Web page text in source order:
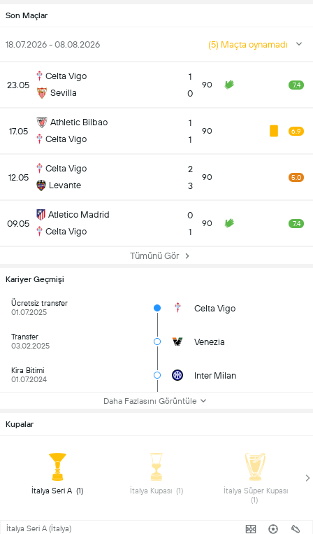
Son Maçlar
18.07.2026 - 08.08.2026 (5) Maçta oynamadı
23.05
Celta Vigo
Sevilla
1
0
90 7.4
17.05
Athletic Bilbao
Celta Vigo
1
1
90 6.9
12.05
Celta Vigo
Levante
2
3
90 5.0
09.05
Atletico Madrid
Celta Vigo
0
1
90 7.4
Tümünü Gör
Kariyer Geçmişi
Ücretsiz transfer
01.07.2025
Celta Vigo
Transfer
03.02.2025
Venezia
Kira Bitimi
01.07.2024
Inter Milan
Daha Fazlasını Görüntüle
Kupalar
İtalya Süper Kupası
İtalya Seri A (İtalya)